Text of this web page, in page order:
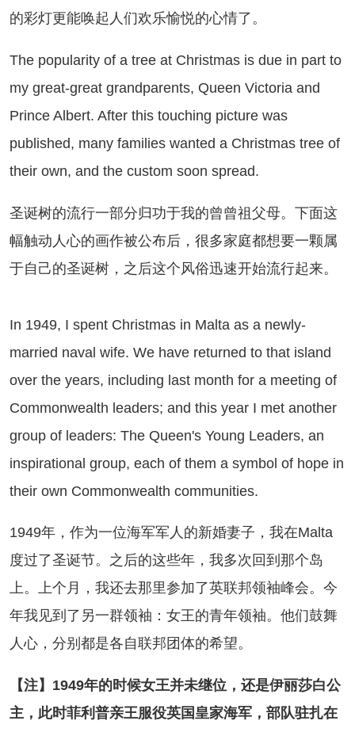
的彩灯更能唤起人们欢乐愉悦的心情了。
popularity of a tree at Christmas is due in part to
my great-great grandparents, Queen Victoria and
Prince Albert. After this touching picture was
published, many families wanted a Christmas tree of
their own, and the custom soon spread.
树的流行一部分归功于我的曾曾祖父母。下面这
幅触动人心的画作被公布后，很多家庭都想要一颗属
于自己的圣诞树，之后这个风俗迅速开始流行起来。
I spent Christmas in Malta as a newly-
married naval wife. We have returned to that island
over the years, including last month for a meeting of
Commonwealth leaders; and this year I met another
group of leaders: The Queen's Young Leaders, an
inspirational group, each of them a symbol of hope in
their own Commonwealth communities.
年，作为一位海军军人的新婚妻子，我在Malta
度过了圣诞节。之后的这些年，我多次回到那个岛
上。上个月，我还去那里参加了英联邦领袖峰会。今
年我见到了另一群领袖：女王的青年领袖。他们鼓舞
人心，分别都是各自联邦团体的希望。
【注】1949年的时候女王并未继位，还是伊丽莎白公
主，此时菲利普亲王服役英国皇家海军，部队驻扎在